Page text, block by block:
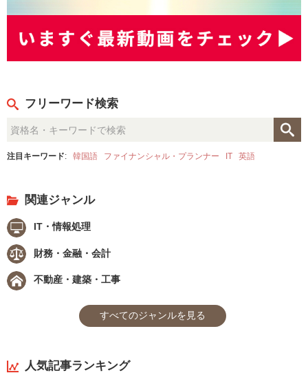
フリーワード検索
注目キーワード: 韓国語 ファイナンシャル・プランナー IT 英語
関連ジャンル
IT・情報処理
財務・金融・会計
不動産・建築・工事
すべてのジャンルを見る
人気記事ランキング